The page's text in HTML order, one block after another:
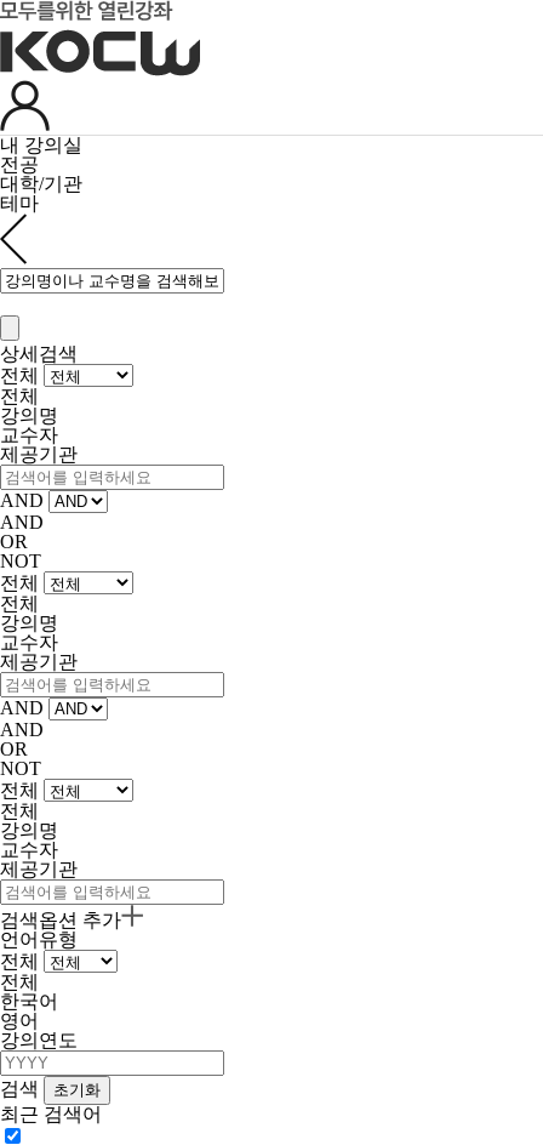
내 강의실
전공
대학/기관
테마
상세검색
전체
전체
강의명
교수자
제공기관
AND
AND
OR
NOT
전체
전체
강의명
교수자
제공기관
AND
AND
OR
NOT
전체
전체
강의명
교수자
제공기관
검색옵션 추가
언어유형
전체
전체
한국어
영어
강의연도
검색
최근 검색어